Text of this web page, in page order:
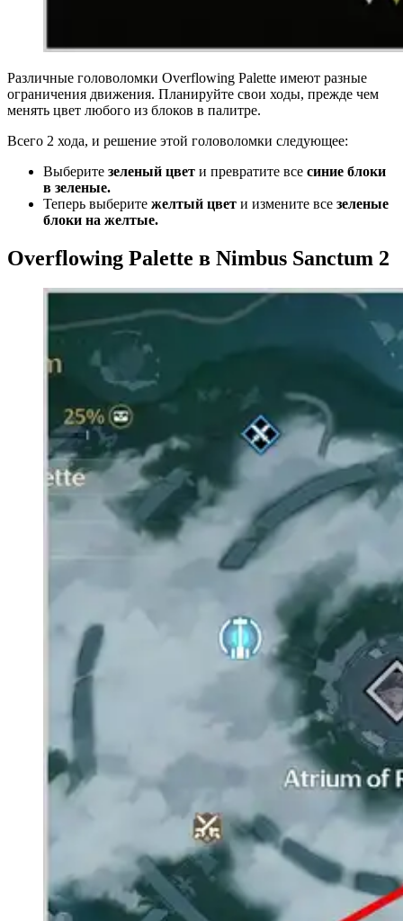
Различные головоломки Overflowing Palette имеют разные
ограничения движения. Планируйте свои ходы, прежде чем
менять цвет любого из блоков в палитре.
Всего 2 хода, и решение этой головоломки следующее:
Выберите зеленый цвет и превратите все синие блоки
в зеленые.
Теперь выберите желтый цвет и измените все зеленые
блоки на желтые.
Overflowing Palette в Nimbus Sanctum 2